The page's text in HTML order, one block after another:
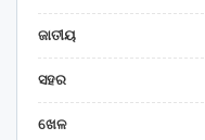
ଜାତୀୟ
ସହର
ଖେଳ